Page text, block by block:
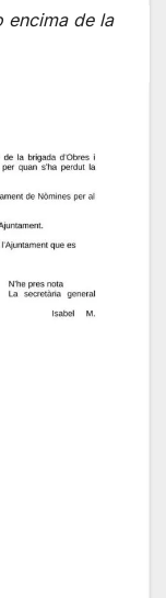
encima de la